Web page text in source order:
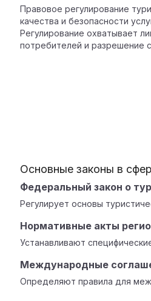
Правовое регулирование
качества и безопасности
Регулирование охватывает
потребителей и разрешение
Основные законы в
Федеральный закон о
Регулирует основы
Нормативные акты
Устанавливают
Международные
Определяют правила для